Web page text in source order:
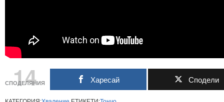
14
СПОДЕЛЯНИЯ Харесай Сподели